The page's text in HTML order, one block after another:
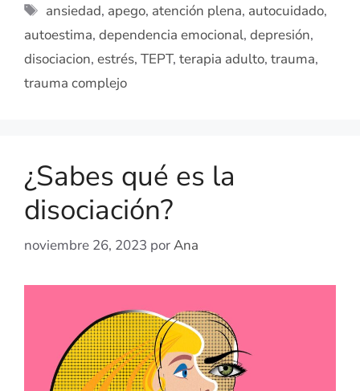
ansiedad, apego, atención plena, autocuidado,
autoestima, dependencia emocional, depresión,
disociacion, estrés, TEPT, terapia adulto, trauma,
trauma complejo
¿Sabes qué es la
disociación?
noviembre 26, 2023 porAna